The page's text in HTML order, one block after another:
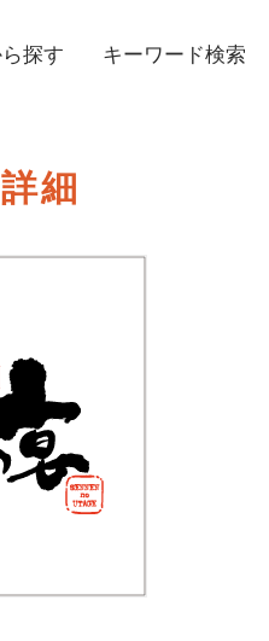
探す キーワード検索
細